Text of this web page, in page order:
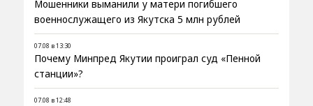
Мошенники выманили у матери погибшего
военнослужащего из Якутска 5 млн рублей
07.08 в 13:30
Почему Минпред Якутии проиграл суд «Пенной
станции»?
07.08 в 12:48